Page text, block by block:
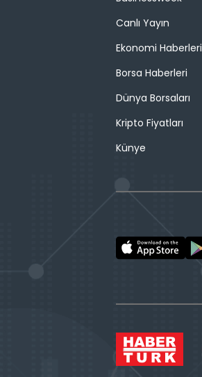
Canlı Yayın
Ekonomi Haberleri
Borsa Haberleri
Dünya Borsaları
Kripto Fiyatları
Künye